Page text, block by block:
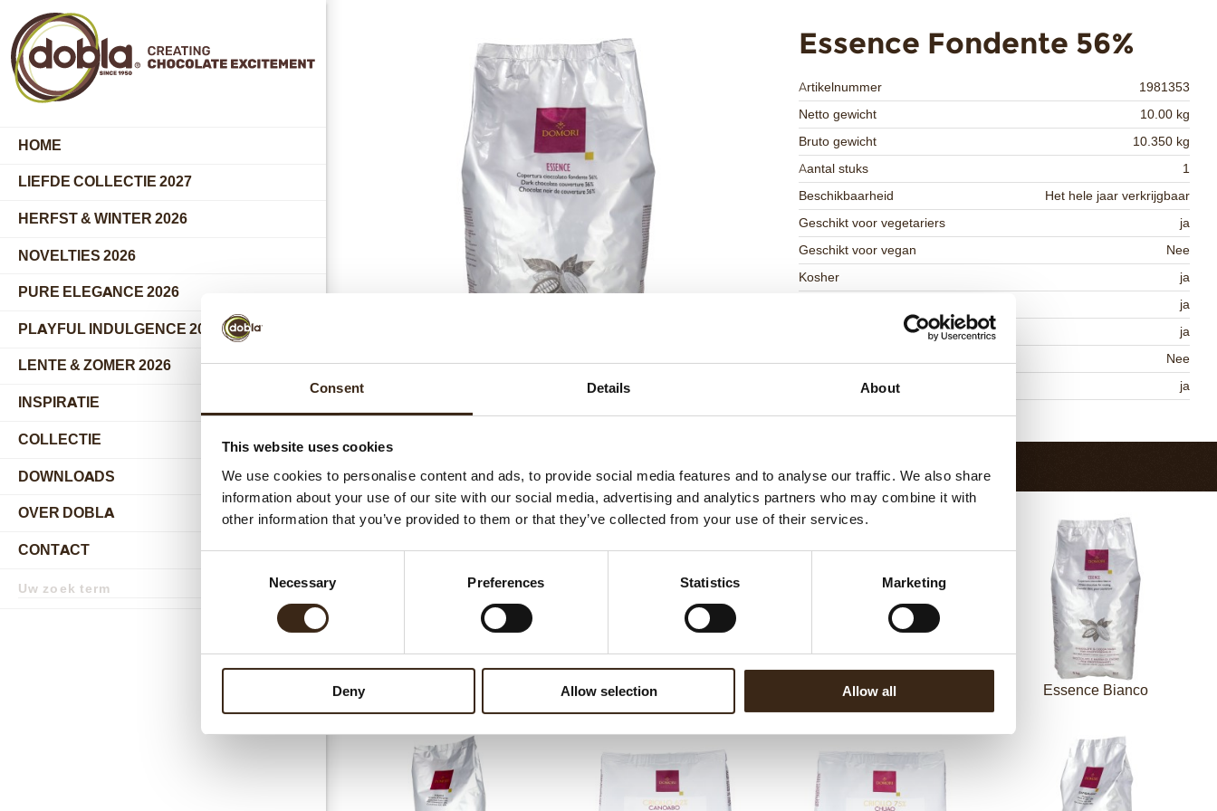
Consent Details About
This website uses cookies
We use cookies to personalise content and ads, to provide social media features and to analyse our traffic. We also share
information about your use of our site with our social media, advertising and analytics partners who may combine it with
other information that you’ve provided to them or that they’ve collected from your use of their services.
Necessary Preferences Statistics Marketing
Deny Allow selection Allow all
HOME
LIEFDE COLLECTIE 2027
HERFST & WINTER 2026
NOVELTIES 2026
PURE ELEGANCE 2026
PLAYFUL INDULGENCE 2026
LENTE & ZOMER 2026
INSPIRATIE
COLLECTIE
submenu
DOWNLOADS
OVER DOBLA
submenu
CONTACT
Zoek
Essence Fondente 56%
Artikelnummer
1981353
Netto gewicht
10.00 kg
Bruto gewicht
10.350 kg
Aantal stuks
1
Beschikbaarheid
Het hele jaar verkrijgbaar
Geschikt voor vegetariers
ja
Geschikt voor vegan
Nee
Kosher
ja
ja
ja
Nee
FDA goedgekeurd
ja
Terug naar collectie
Gerelateerde producten
Essence Fondente 70% Essence Latte 37% Essence Bianco